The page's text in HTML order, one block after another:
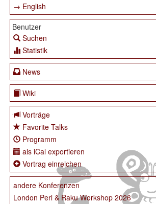
→ English
Benutzer
Suchen
Statistik
News
Wiki
Vorträge
Favorite Talks
Programm
als iCal exportieren
Vortrag einreichen
andere Konferenzen
London Perl & Raku Workshop 2026